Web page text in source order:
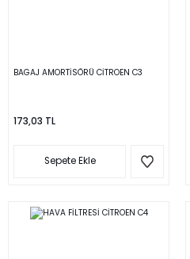
BAGAJ AMORTİSÖRÜ CİTROEN C3
173,03 TL
Sepete Ekle